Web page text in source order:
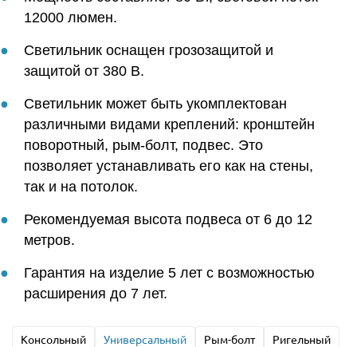
12000 люмен.
Светильник оснащен грозозащитой и
защитой от 380 В.
Светильник может быть укомплектован
различными видами креплений: кронштейн
поворотный, рым-болт, подвес. Это
позволяет устанавливать его как на стены,
так и на потолок.
Рекомендуемая высота подвеса от 6 до 12
метров.
Гарантия на изделие 5 лет с возможностью
расширения до 7 лет.
Консольный Универсальный Рым-болт Ригельный